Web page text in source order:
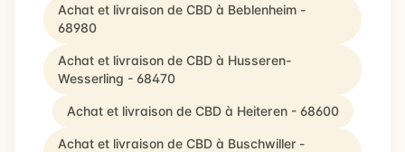
Achat et livraison de CBD à Beblenheim -
68980
Achat et livraison de CBD à Husseren-
Wesserling - 68470
Achat et livraison de CBD à Heiteren - 68600
Achat et livraison de CBD à Buschwiller -